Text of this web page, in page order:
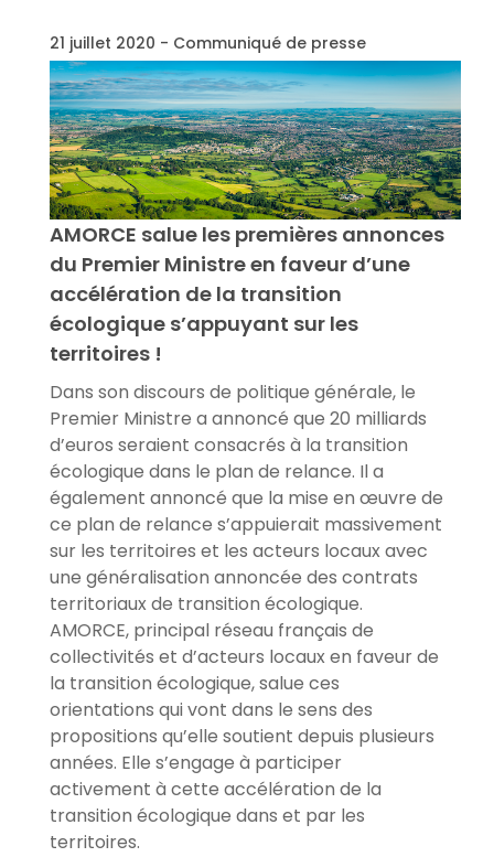
21 juillet 2020 - Communiqué de presse
AMORCE salue les premières annonces
du Premier Ministre en faveur d’une
accélération de la transition
écologique s’appuyant sur les
territoires !
Dans son discours de politique générale, le
Premier Ministre a annoncé que 20 milliards
d’euros seraient consacrés à la transition
écologique dans le plan de relance. Il a
également annoncé que la mise en œuvre de
ce plan de relance s’appuierait massivement
sur les territoires et les acteurs locaux avec
une généralisation annoncée des contrats
territoriaux de transition écologique.
AMORCE, principal réseau français de
collectivités et d’acteurs locaux en faveur de
la transition écologique, salue ces
orientations qui vont dans le sens des
propositions qu’elle soutient depuis plusieurs
années. Elle s’engage à participer
activement à cette accélération de la
transition écologique dans et par les
territoires.